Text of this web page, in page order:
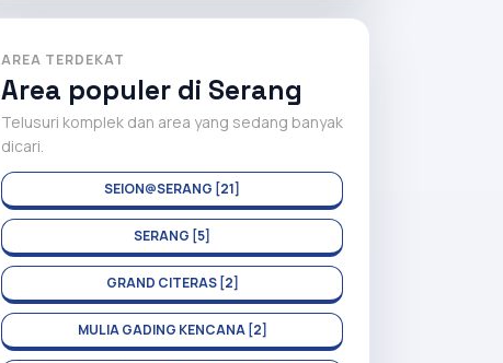
AREA TERDEKAT
Area populer di Serang
Telusuri komplek dan area yang sedang banyak
dicari.
SEION@SERANG [21]
SERANG [5]
GRAND CITERAS [2]
MULIA GADING KENCANA [2]